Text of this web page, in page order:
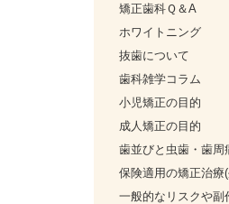
矯正歯科Ｑ＆A
ホワイトニング
抜歯について
歯科雑学コラム
小児矯正の目的
成人矯正の目的
歯並びと虫歯・歯周
保険適用の矯正治療
一般的なリスクや副